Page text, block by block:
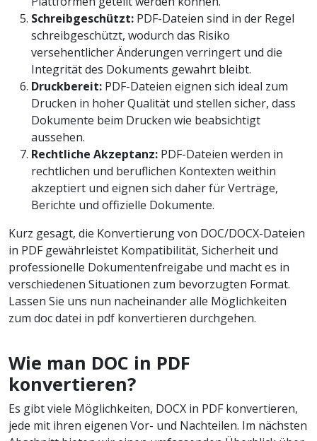
Schreibgeschützt: PDF-Dateien sind in der Regel
schreibgeschützt, wodurch das Risiko
versehentlicher Änderungen verringert und die
Integrität des Dokuments gewahrt bleibt.
Druckbereit: PDF-Dateien eignen sich ideal zum
Drucken in hoher Qualität und stellen sicher, dass
Dokumente beim Drucken wie beabsichtigt
aussehen.
Rechtliche Akzeptanz: PDF-Dateien werden in
rechtlichen und beruflichen Kontexten weithin
akzeptiert und eignen sich daher für Verträge,
Berichte und offizielle Dokumente.
Kurz gesagt, die Konvertierung von DOC/DOCX-Dateien
in PDF gewährleistet Kompatibilität, Sicherheit und
professionelle Dokumentenfreigabe und macht es in
verschiedenen Situationen zum bevorzugten Format.
Lassen Sie uns nun nacheinander alle Möglichkeiten
zum doc datei in pdf konvertieren durchgehen.
Wie man DOC in PDF
konvertieren?
Es gibt viele Möglichkeiten, DOCX in PDF konvertieren,
jede mit ihren eigenen Vor- und Nachteilen. Im nächsten